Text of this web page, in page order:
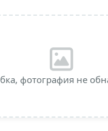
фотография не